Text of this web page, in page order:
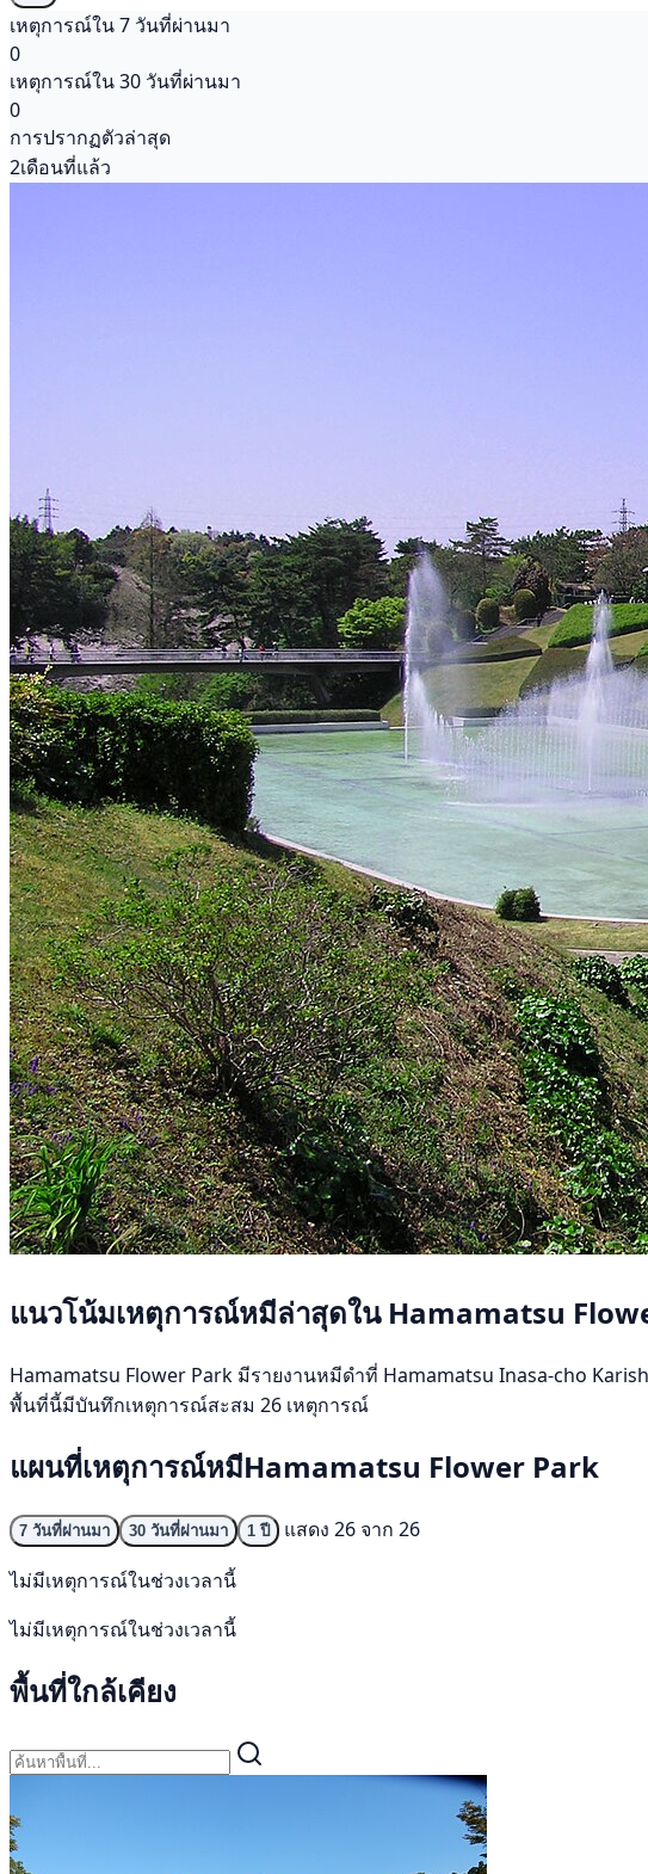
เหตุการณ์ใน 7 วันที่ผ่านมา
0
เหตุการณ์ใน 30 วันที่ผ่านมา
0
การปรากฏตัวล่าสุด
2เดือนที่แล้ว
แนวโน้มเหตุการณ์หมีล่าสุดใน Hamamatsu
Hamamatsu Flower Park มีรายงานหมีดำที่ Hamamatsu Inasa-cho
พื้นที่นี้มีบันทึกเหตุการณ์สะสม 26 เหตุการณ์
แผนที่เหตุการณ์หมีHamamatsu Flower Park
7 วันที่ผ่านมา 30 วันที่ผ่านมา 1 ปี
แสดง 26 จาก 26
ไม่มีเหตุการณ์ในช่วงเวลานี้
ไม่มีเหตุการณ์ในช่วงเวลานี้
พื้นที่ใกล้เคียง